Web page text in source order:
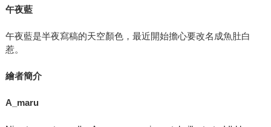
午夜藍
午夜藍是半夜寫稿的天空顏色，最近開始擔心要改名成魚肚白
惹。
繪者簡介
A_maru